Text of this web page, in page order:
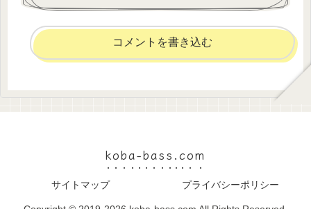
コメントを書き込む
koba-bass.com
サイトマップ プライバシーポリシー